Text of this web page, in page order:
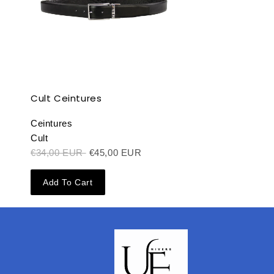
Cult Ceintures
Ceintures
Cult
€34,00 EUR €45,00 EUR
Add To Cart